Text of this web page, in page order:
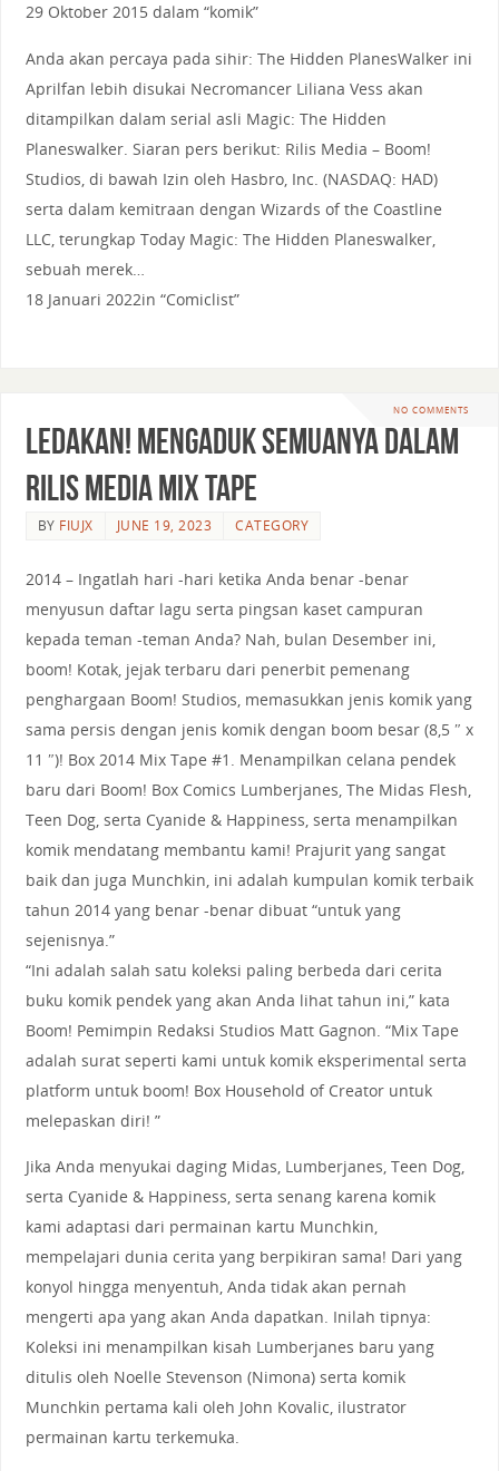
29 Oktober 2015 dalam “komik”
Anda akan percaya pada sihir: The Hidden PlanesWalker ini
Aprilfan lebih disukai Necromancer Liliana Vess akan
ditampilkan dalam serial asli Magic: The Hidden
Planeswalker. Siaran pers berikut: Rilis Media – Boom!
Studios, di bawah Izin oleh Hasbro, Inc. (NASDAQ: HAD)
serta dalam kemitraan dengan Wizards of the Coastline
LLC, terungkap Today Magic: The Hidden Planeswalker,
sebuah merek…
18 Januari 2022in “Comiclist”
NO COMMENTS
LEDAKAN! Mengaduk semuanya dalam
rilis Media Mix Tape
BY FIUJX JUNE 19, 2023 CATEGORY
2014 – Ingatlah hari -hari ketika Anda benar -benar
menyusun daftar lagu serta pingsan kaset campuran
kepada teman -teman Anda? Nah, bulan Desember ini,
boom! Kotak, jejak terbaru dari penerbit pemenang
penghargaan Boom! Studios, memasukkan jenis komik yang
sama persis dengan jenis komik dengan boom besar (8,5 ″ x
11 ″)! Box 2014 Mix Tape #1. Menampilkan celana pendek
baru dari Boom! Box Comics Lumberjanes, The Midas Flesh,
Teen Dog, serta Cyanide & Happiness, serta menampilkan
komik mendatang membantu kami! Prajurit yang sangat
baik dan juga Munchkin, ini adalah kumpulan komik terbaik
tahun 2014 yang benar -benar dibuat “untuk yang
sejenisnya.”
“Ini adalah salah satu koleksi paling berbeda dari cerita
buku komik pendek yang akan Anda lihat tahun ini,” kata
Boom! Pemimpin Redaksi Studios Matt Gagnon. “Mix Tape
adalah surat seperti kami untuk komik eksperimental serta
platform untuk boom! Box Household of Creator untuk
melepaskan diri! ”
Jika Anda menyukai daging Midas, Lumberjanes, Teen Dog,
serta Cyanide & Happiness, serta senang karena komik
kami adaptasi dari permainan kartu Munchkin,
mempelajari dunia cerita yang berpikiran sama! Dari yang
konyol hingga menyentuh, Anda tidak akan pernah
mengerti apa yang akan Anda dapatkan. Inilah tipnya:
Koleksi ini menampilkan kisah Lumberjanes baru yang
ditulis oleh Noelle Stevenson (Nimona) serta komik
Munchkin pertama kali oleh John Kovalic, ilustrator
permainan kartu terkemuka.